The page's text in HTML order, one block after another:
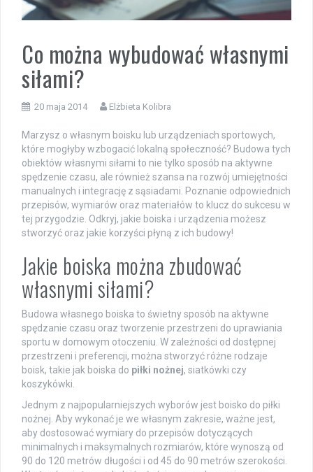
Co można wybudować własnymi
siłami?
20 maja 2014 Elżbieta Kolibra
Marzysz o własnym boisku lub urządzeniach sportowych,
które mogłyby wzbogacić lokalną społeczność? Budowa tych
obiektów własnymi siłami to nie tylko sposób na aktywne
spędzenie czasu, ale również szansa na rozwój umiejętności
manualnych i integrację z sąsiadami. Poznanie odpowiednich
przepisów, wymiarów oraz materiałów to klucz do sukcesu w
tej przygodzie. Odkryj, jakie boiska i urządzenia możesz
stworzyć oraz jakie korzyści płyną z ich budowy!
Jakie boiska można zbudować
własnymi siłami?
Budowa własnego boiska to świetny sposób na aktywne
spędzanie czasu oraz tworzenie przestrzeni do uprawiania
sportu w domowym otoczeniu. W zależności od dostępnej
przestrzeni i preferencji, można stworzyć różne rodzaje
boisk, takie jak boiska do piłki nożnej, siatkówki czy
koszykówki.
Jednym z najpopularniejszych wyborów jest boisko do piłki
nożnej. Aby wykonać je we własnym zakresie, ważne jest,
aby dostosować wymiary do przepisów dotyczących
minimalnych i maksymalnych rozmiarów, które wynoszą od
90 do 120 metrów długości i od 45 do 90 metrów szerokości.